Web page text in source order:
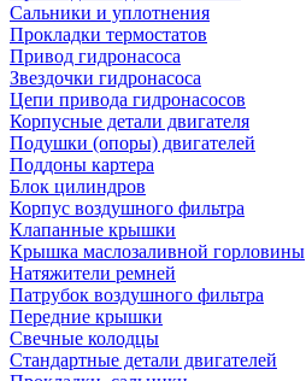
Сальники и уплотнения
Прокладки термостатов
Привод гидронасоса
Звездочки гидронасоса
Цепи привода гидронасосов
Корпусные детали двигателя
Подушки (опоры) двигателей
Поддоны картера
Блок цилиндров
Корпус воздушного фильтра
Клапанные крышки
Крышка маслозаливной горловины
Натяжители ремней
Патрубок воздушного фильтра
Передние крышки
Свечные колодцы
Стандартные детали двигателей